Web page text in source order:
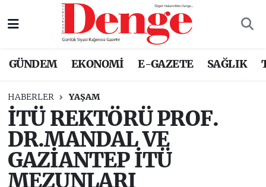
GÜNDEM EKONOMİ E-GAZETE SAĞLIK
HABERLER YAŞAM
İTÜ REKTÖRÜ PROF.
DR.MANDAL VE
GAZİANTEP İTÜ
MEZUNLARI
Nöbetçi Eczaneler
Trafik Durumu
Süper Lig Puan Durumu ve Fikstür
Tüm Manşetler